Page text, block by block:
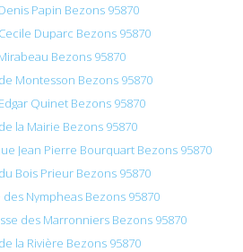
Papin Bezons 95870
Duparc Bezons 95870
Bezons 95870
Montesson Bezons 95870
Quinet Bezons 95870
la Mairie Bezons 95870
Jean Pierre Bourquart Bezons 95870
Bois Prieur Bezons 95870
Nympheas Bezons 95870
des Marronniers Bezons 95870
la Rivière Bezons 95870